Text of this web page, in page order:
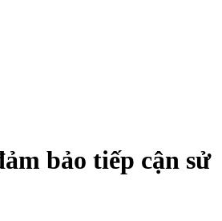
bảo tiếp cận sử